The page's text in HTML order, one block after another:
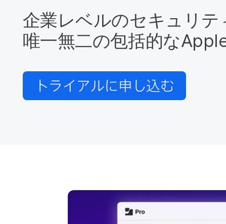
企業レベルの​セキュリテ
唯一無二の​包括的な
トライアルに​申し込む